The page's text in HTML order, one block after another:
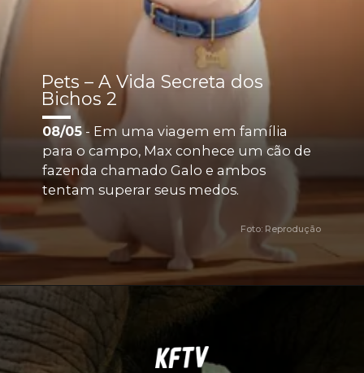
Pets – A Vida Secreta dos
Bichos 2
08/05 - Em uma viagem em família
para o campo, Max conhece um cão de
fazenda chamado Galo e ambos
tentam superar seus medos.
Foto: Reprodução